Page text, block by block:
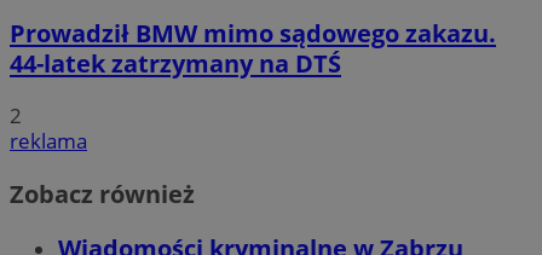
Prowadził BMW mimo sądowego zakazu.
44-latek zatrzymany na DTŚ
2
reklama
Zobacz również
Wiadomości kryminalne w Zabrzu